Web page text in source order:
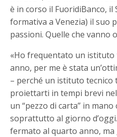
è in corso il FuoridiBanco, il
formativa a Venezia) il suo
passioni. Quelle che vanno
«Ho frequentato un istituto
anno, per me è stata
– perché un istituto tecnico
proiettarti in tempi brevi
un “pezzo di carta” in
soprattutto al giorno
fermato al quarto anno,